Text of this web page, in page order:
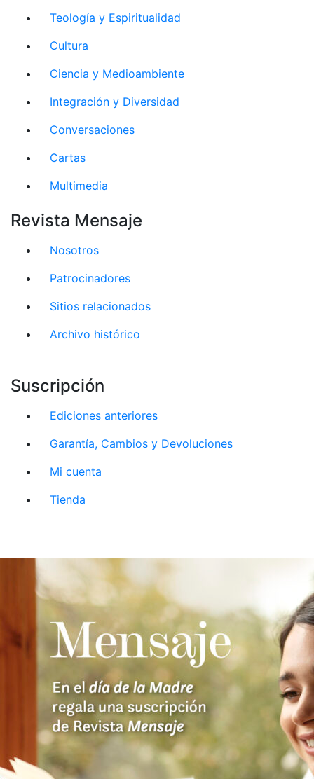
Teología y Espiritualidad
Cultura
Ciencia y Medioambiente
Integración y Diversidad
Conversaciones
Cartas
Multimedia
Revista Mensaje
Nosotros
Patrocinadores
Sitios relacionados
Archivo histórico
Suscripción
Ediciones anteriores
Garantía, Cambios y Devoluciones
Mi cuenta
Tienda